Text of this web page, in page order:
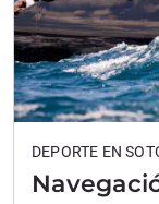
DEPORTE EN